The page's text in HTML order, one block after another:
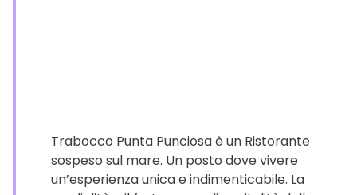
Trabocco Punta Punciosa è un Ristorante
sospeso sul mare. Un posto dove vivere
un’esperienza unica e indimenticabile. La